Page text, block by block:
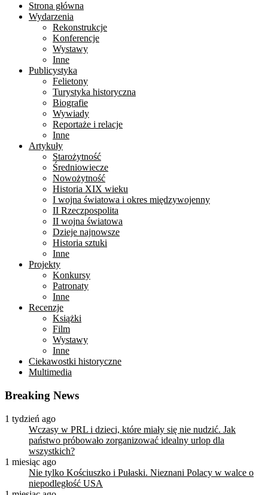
Strona główna
Wydarzenia
Rekonstrukcje
Konferencje
Wystawy
Inne
Publicystyka
Felietony
Turystyka historyczna
Biografie
Wywiady
Reportaże i relacje
Inne
Artykuły
Starożytność
Średniowiecze
Nowożytność
Historia XIX wieku
I wojna światowa i okres międzywojenny
II Rzeczpospolita
II wojna światowa
Dzieje najnowsze
Historia sztuki
Inne
Projekty
Konkursy
Patronaty
Inne
Recenzje
Książki
Film
Wystawy
Inne
Ciekawostki historyczne
Multimedia
Breaking News
1 tydzień ago
Wczasy w PRL i dzieci, które miały się nie nudzić. Jak
państwo próbowało zorganizować idealny urlop dla
wszystkich?
1 miesiąc ago
Nie tylko Kościuszko i Pułaski. Nieznani Polacy w walce o
niepodległość USA